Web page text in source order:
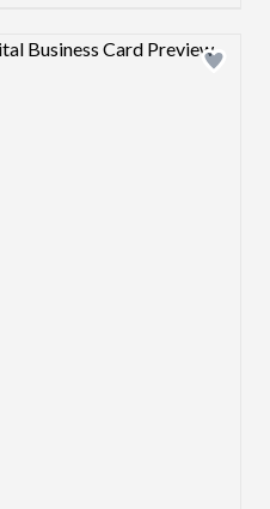
Design preview image